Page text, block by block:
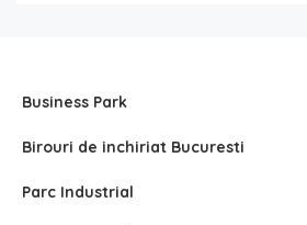
Business Park
Birouri de inchiriat Bucuresti
Parc Industrial